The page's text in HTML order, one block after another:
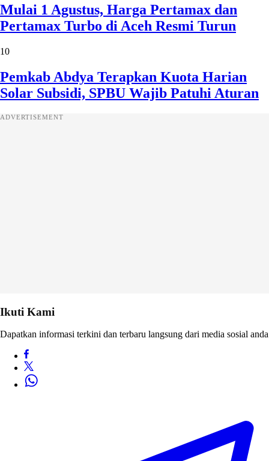
Mulai 1 Agustus, Harga Pertamax dan
Pertamax Turbo di Aceh Resmi Turun
10
Pemkab Abdya Terapkan Kuota Harian
Solar Subsidi, SPBU Wajib Patuhi Aturan
ADVERTISEMENT
Ikuti Kami
Dapatkan informasi terkini dan terbaru langsung dari media sosial anda